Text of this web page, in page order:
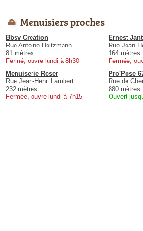
Menuisiers proches
Bbsv Creation
Rue Antoine Heitzmann
81 mètres
Fermé, ouvre lundi à 8h30
Ernest
Rue Jean-
164 mètres
Fermée,
Menuiserie Roser
Rue Jean-Henri Lambert
232 mètres
Fermée, ouvre lundi à 7h15
Pro'Pose
Rue de
880 mètres
Ouvert